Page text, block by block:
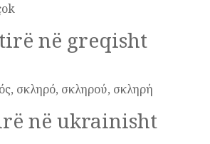
në greqisht
σκληρό, σκληρού, σκληρή
në ukrainisht